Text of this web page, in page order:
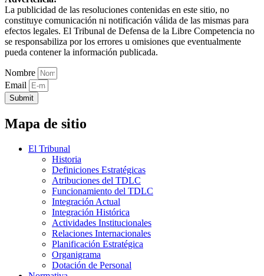
La publicidad de las resoluciones contenidas en este sitio, no
constituye comunicación ni notificación válida de las mismas para
efectos legales. El Tribunal de Defensa de la Libre Competencia no
se responsabiliza por los errores u omisiones que eventualmente
pueda contener la información publicada.
Nombre
Email
Submit
Mapa de sitio
El Tribunal
Historia
Definiciones Estratégicas
Atribuciones del TDLC
Funcionamiento del TDLC
Integración Actual
Integración Histórica
Actividades Institucionales
Relaciones Internacionales
Planificación Estratégica
Organigrama
Dotación de Personal